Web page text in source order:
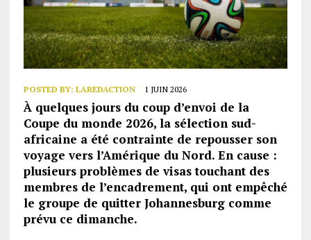
POSTED BY: LAREDACTION 1 JUIN 2026
À quelques jours du coup d’envoi de la
Coupe du monde 2026, la sélection sud-
africaine a été contrainte de repousser son
voyage vers l’Amérique du Nord. En cause :
plusieurs problèmes de visas touchant des
membres de l’encadrement, qui ont empêché
le groupe de quitter Johannesburg comme
prévu ce dimanche.